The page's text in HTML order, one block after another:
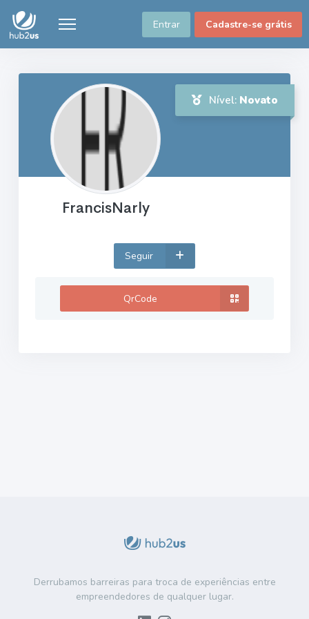
Entrar Cadastre-se grátis
Nível: Novato
FrancisNarly
Seguir
QrCode
Derrubamos barreiras para troca de experiências entre
empreendedores de qualquer lugar.